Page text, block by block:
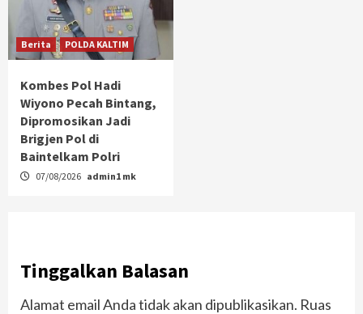
Berita POLDA KALTIM
Kombes Pol Hadi
Wiyono Pecah Bintang,
Dipromosikan Jadi
Brigjen Pol di
Baintelkam Polri
07/08/2026 admin1 mk
Tinggalkan Balasan
Alamat email Anda tidak akan dipublikasikan. Ruas